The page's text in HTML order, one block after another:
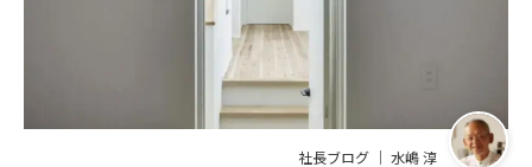
社長ブログ ｜ 水嶋 淳